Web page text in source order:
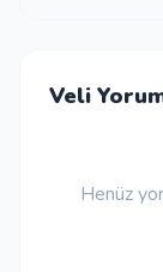
Veli
Henüz